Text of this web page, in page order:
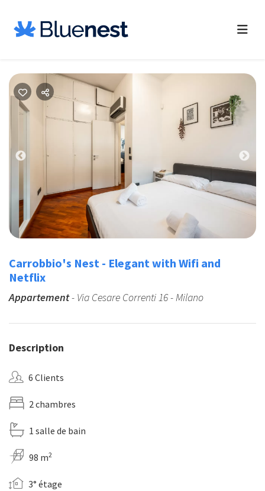
Previous
Carrobbio's Nest - Elegant with Wifi and
Netflix
Appartement- Via Cesare Correnti 16 - Milano
Description
6 Clients
2 chambres
1 salle de bain
98 m2
3° étage